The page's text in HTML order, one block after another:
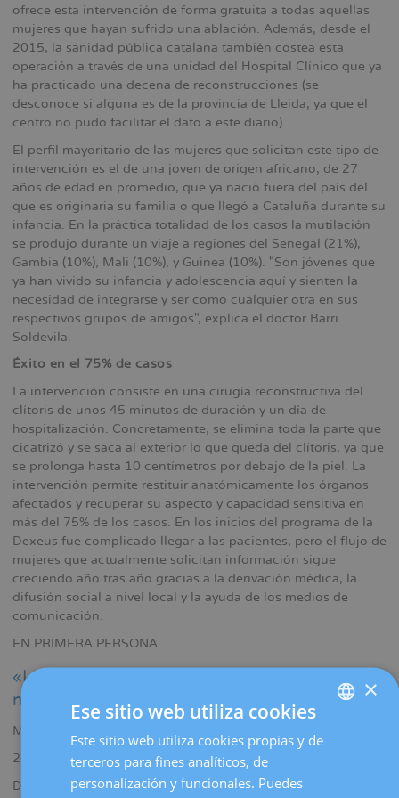
ofrece esta intervención de forma gratuita a todas aquellas
mujeres que hayan sufrido una ablación. Además, desde el
2015, la sanidad pública catalana también costea esta
operación a través de una unidad del Hospital Clínico que ya
ha practicado una decena de reconstrucciones (se
desconoce si alguna es de la provincia de Lleida, ya que el
centro no pudo facilitar el dato a este diario).
El perfil mayoritario de las mujeres que solicitan este tipo de
intervención es el de una joven de origen africano, de 27
años de edad en promedio, que ya nació fuera del país del
que es originaria su familia o que llegó a Cataluña durante su
infancia. En la práctica totalidad de los casos la mutilación
se produjo durante un viaje a regiones del Senegal (21%),
Gambia (10%), Mali (10%), y Guinea (10%). "Son jóvenes que
ya han vivido su infancia y adolescencia aquí y sienten la
necesidad de integrarse y ser como cualquier otra en sus
respectivos grupos de amigos", explica el doctor Barri
Soldevila.
Éxito en el 75% de casos
La intervención consiste en una cirugía reconstructiva del
clítoris de unos 45 minutos de duración y un día de
hospitalización. Concretamente, se elimina toda la parte que
cicatrizó y se saca al exterior lo que queda del clítoris, ya que
se prolonga hasta 10 centímetros por debajo de la piel. La
intervención permite restituir anatómicamente los órganos
afectados y recuperar su aspecto y capacidad sensitiva en
más del 75% de los casos. En los inicios del programa de la
Dexeus fue complicado llegar a las pacientes, pero el flujo de
mujeres que actualmente solicitan información sigue
creciendo año tras año gracias a la derivación médica, la
difusión social a nivel local y la ayuda de los medios de
comunicación.
EN PRIMERA PERSONA
«La operación me ha cambiado la vida, pero
nunca olvidas algo así»
Mariamma
24 AÑOS
De aquel fatídico día en que sufrió una ablación, Mariamma
SPANISH
×
Ese sitio web utiliza cookies
Este sitio web utiliza cookies propias y de
terceros para fines analíticos, de
personalización y funcionales. Puedes